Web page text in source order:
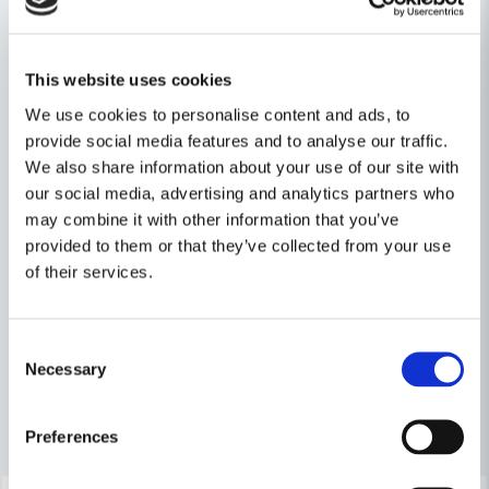
This website uses cookies
We use cookies to personalise content and ads, to
provide social media features and to analyse our traffic.
We also share information about your use of our site with
our social media, advertising and analytics partners who
may combine it with other information that you’ve
provided to them or that they’ve collected from your use
of their services.
Selection
Necessary
Preferences
Produkttyp Borrhammare
Spänning 18V
Ställ en produktfråga
question
Fråga oss något om denna produkten...
name
Namn
Relaterade kategorier
Batteridrivet
Maskin, Laser & Handverktyg
Andra produkter i kategorin